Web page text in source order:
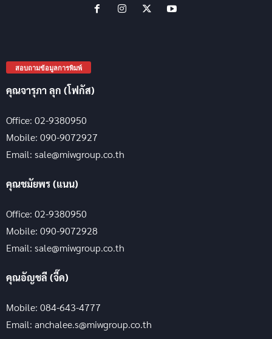
สอบถามข้อมูลการพิมพ์
คุณจารุภา ลุก (โฟกัส)
Office: 02-9380950
Mobile: 090-9072927
Email: sale@miwgroup.co.th
คุณชมัยพร (แนน)
Office: 02-9380950
Mobile: 090-9072928
Email: sale@miwgroup.co.th
คุณอัญชลี (จี๊ด)
Mobile: 084-643-4777
Email: anchalee.s@miwgroup.co.th